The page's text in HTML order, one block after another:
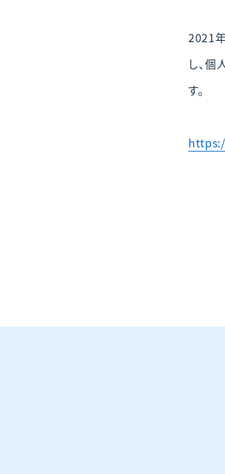
2021
し、
す。